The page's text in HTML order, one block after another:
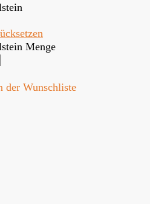
Menge
der Wunschliste